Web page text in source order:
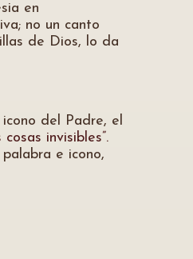
en
no un canto
de Dios, lo da
del Padre, el
invisibles”.
e icono,